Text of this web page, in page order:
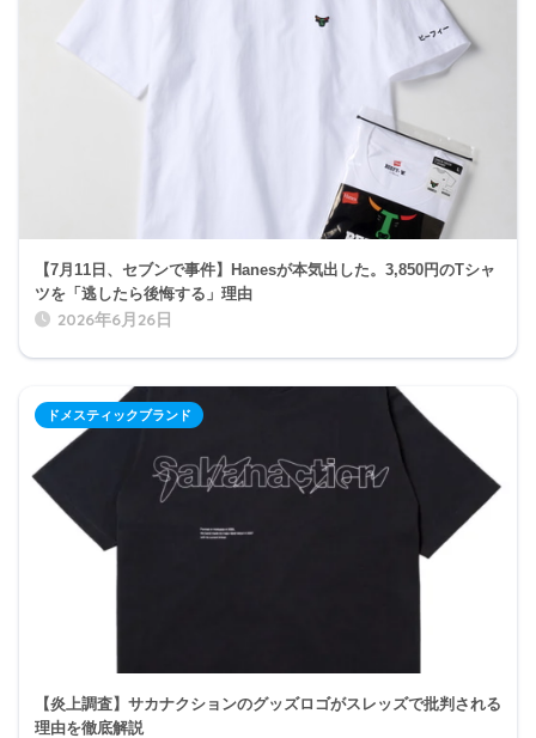
【7月11日、セブンで事件】Hanesが本気出した。3,850円のTシャ
ツを「逃したら後悔する」理由
2026年6月26日
【炎上調査】サカナクションのグッズロゴがスレッズで批判される
理由を徹底解説
ドメスティックブランド